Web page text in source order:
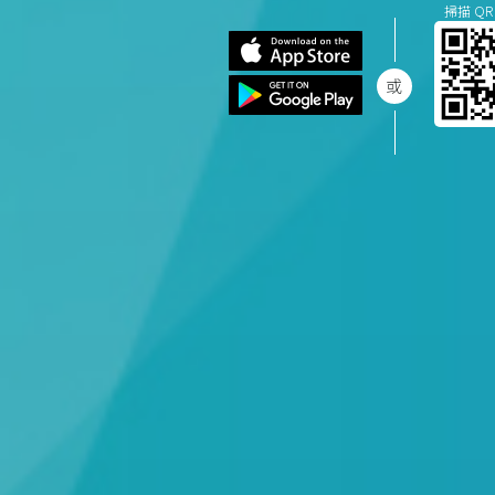
掃描